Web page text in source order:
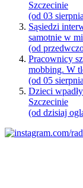
Szczecinie
(od 03
Sąsiedzi
samotnie w
(od
Pracownicy
mobbing. W
(od 05
Dzieci
Szczecinie
(od dzisiaj